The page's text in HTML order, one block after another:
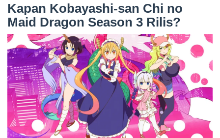
Kapan Kobayashi-san Chi no
Maid Dragon Season 3 Rilis?